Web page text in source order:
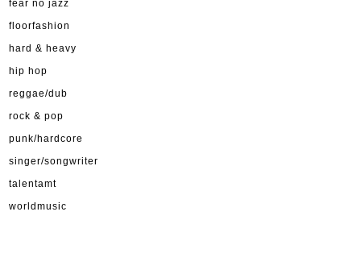
fear no jazz
floorfashion
hard & heavy
hip hop
reggae/dub
rock & pop
punk/hardcore
singer/songwriter
talentamt
worldmusic